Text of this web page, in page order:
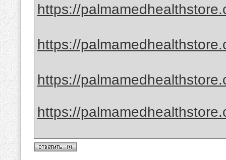
https://
https://
https://
https://